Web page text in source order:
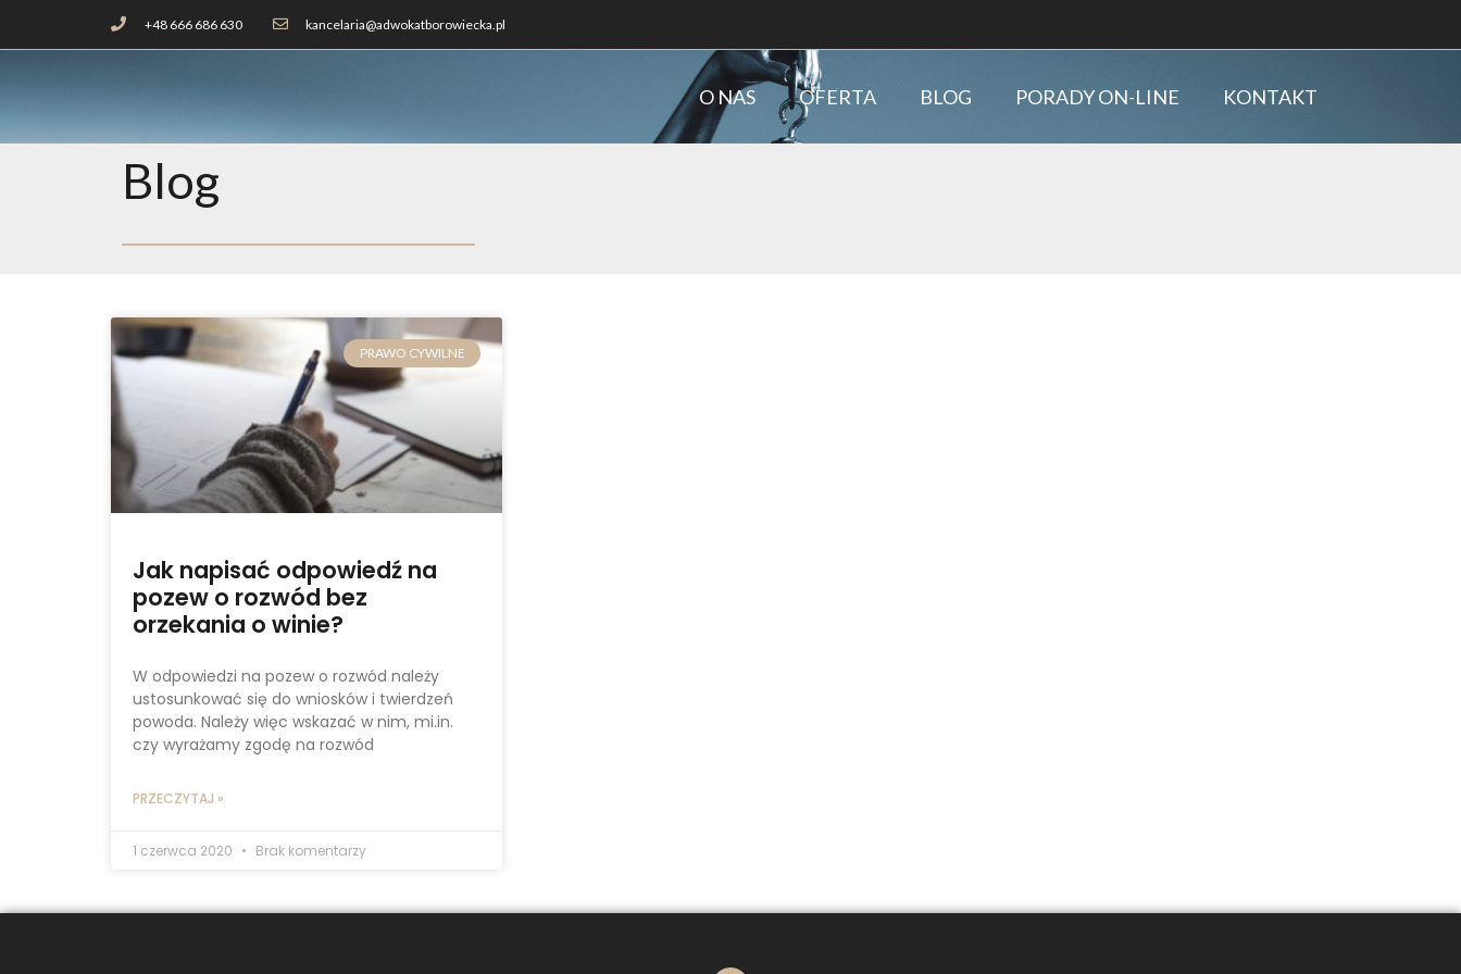
+48 666 686 630 kancelaria@adwokatborowiecka.pl
O NAS OFERTA BLOG PORADY ON-LINE KONTAKT
Blog
PRAWO CYWILNE
Jak napisać odpowiedź na
pozew o rozwód bez
orzekania o winie?
W odpowiedzi na pozew o rozwód należy
ustosunkować się do wniosków i twierdzeń
powoda. Należy więc wskazać w nim, mi.in.
czy wyrażamy zgodę na rozwód
PRZECZYTAJ »
1 czerwca 2020 Brak komentarzy